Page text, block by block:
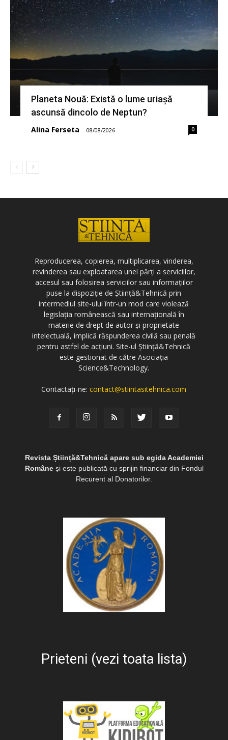
Planeta Nouă: Există o lume uriașă
ascunsă dincolo de Neptun?
Alina Ferseta - 08/08/2026 0
Reproducerea, copierea, multiplicarea, vinderea,
revinderea sau exploatarea unei părți a serviciilor,
accesul sau folosirea serviciilor sau informațiilor
puse la dispoziție de Știință&Tehnică prin
intermediul site-ului într-un mod care violează
legislația românească sau internațională în
materie de drept de autor și proprietate
intelectuală, implică răspunderea civilă sau penală
pentru astfel de acțiuni. Site-ul Știință&Tehnică
este gestionat de către Asociația
Science&Technology.
Contactați-ne:contact@stiintasitehnica.com
Revista Știință&Tehnică apare sub egida Academiei
Româneși este publicată cu sprijin financiar din Fondul
Recurent al Donatorilor.
Prieteni (vezi toata lista)